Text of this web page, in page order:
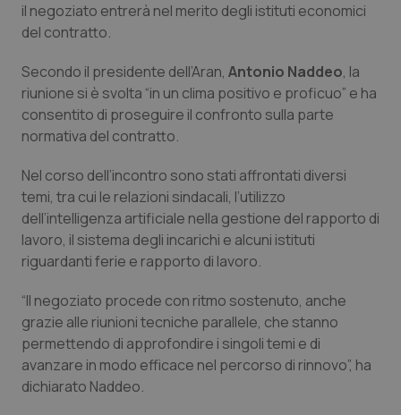
Calabria
Emilia-Romagna
Lazio
Liguria
Lombardia
Marche
Molise
Asma & BPCO
Colesterolo & coronaropatie
Diabete & glucometri
Disturbi dell’umore
Dolore
Donna & Salute
Epatiti
il negoziato entrerà nel merito degli istituti economici
del contratto.
Secondo il presidente dell’Aran, Antonio Naddeo, la
riunione si è svolta “in un clima positivo e proficuo” e ha
consentito di proseguire il confronto sulla parte
normativa del contratto.
Nel corso dell’incontro sono stati affrontati diversi
temi, tra cui le relazioni sindacali, l’utilizzo
dell’intelligenza artificiale nella gestione del rapporto di
lavoro, il sistema degli incarichi e alcuni istituti
riguardanti ferie e rapporto di lavoro.
“Il negoziato procede con ritmo sostenuto, anche
grazie alle riunioni tecniche parallele, che stanno
permettendo di approfondire i singoli temi e di
avanzare in modo efficace nel percorso di rinnovo”, ha
dichiarato Naddeo.